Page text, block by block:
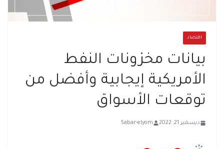
اقتصاد
بيانات مخزونات النفط
الأمريكية إيجابية وأفضل من
توقعات الأسواق
ديسمبر 21, 2022 5abar-elyom